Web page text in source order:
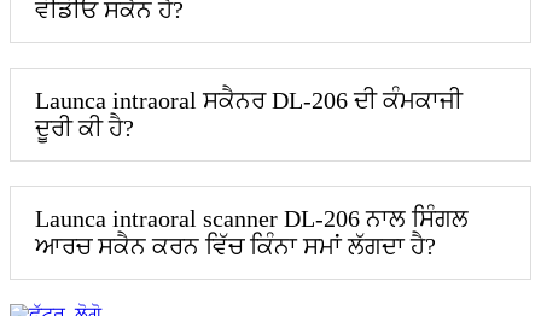
ਵੀਡੀਓ ਸਕੈਨ ਹੈ?
Launca intraoral ਸਕੈਨਰ DL-206 ਦੀ ਕੰਮਕਾਜੀ
ਦੂਰੀ ਕੀ ਹੈ?
Launca intraoral scanner DL-206 ਨਾਲ ਸਿੰਗਲ
ਆਰਚ ਸਕੈਨ ਕਰਨ ਵਿੱਚ ਕਿੰਨਾ ਸਮਾਂ ਲੱਗਦਾ ਹੈ?